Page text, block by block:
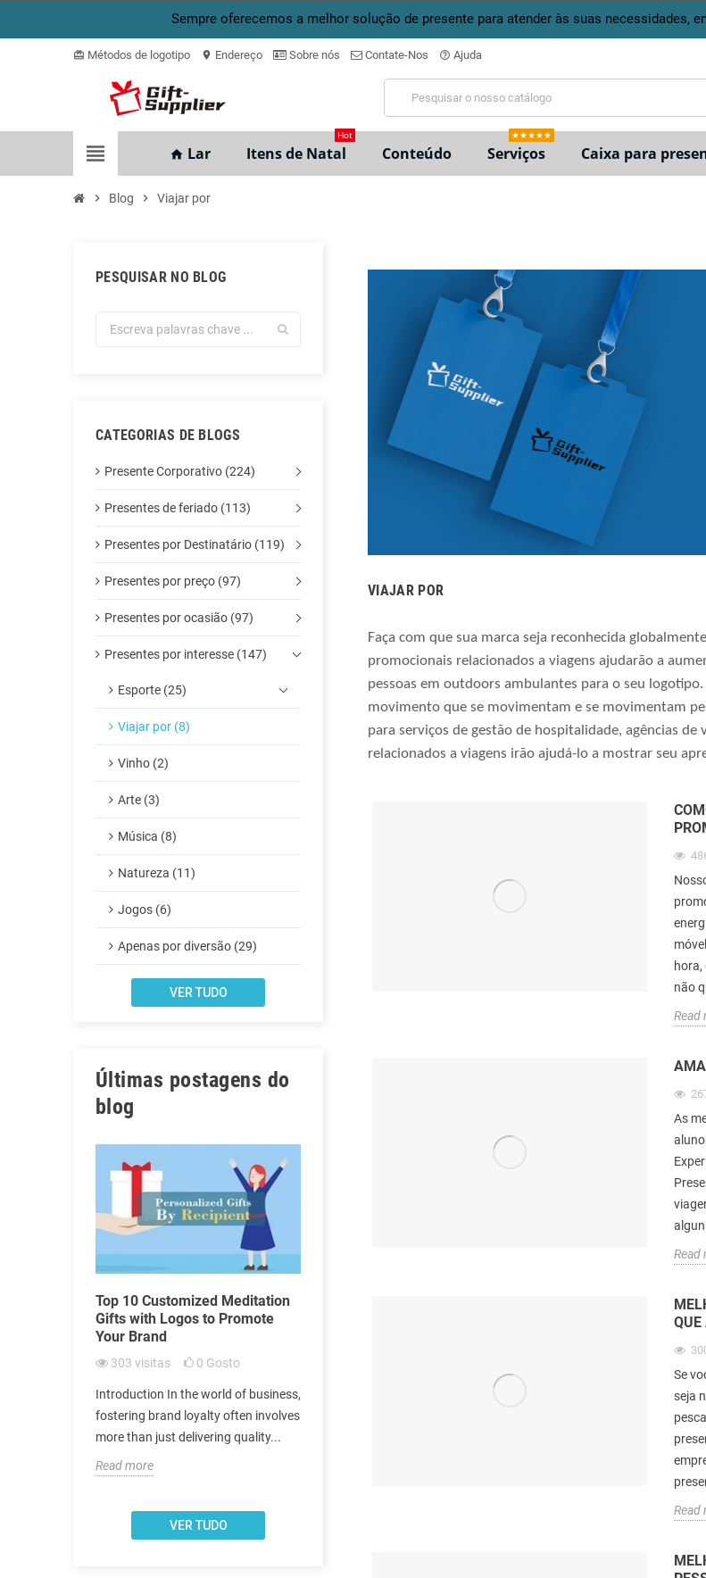
Sempre oferecemos a melhor solução de presente para atender às suas necessidades,
card_giftcard Métodos de logotipo location_on Endereço Sobre nós Contate-Nos help_outline Ajuda
view_headline home Lar Itens de Natal
Hot
Conteúdo Serviços
★★★★★
Caixa para
chevron_right Blog chevron_right Viajar por
PESQUISAR NO BLOG
CATEGORIAS DE BLOGS
Presente Corporativo (224)
Presentes de feriado (113)
Presentes por Destinatário (119)
Presentes por preço (97)
Presentes por ocasião (97)
Presentes por interesse (147)
Esporte (25)
Viajar por (8)
Vinho (2)
Arte (3)
Música (8)
Natureza (11)
Jogos (6)
Apenas por diversão (29)
VER TUDO
Últimas postagens do
blog
Top 10 Customized Meditation
Gifts with Logos to Promote
Your Brand
303 visitas 0 Gosto
Introduction In the world of business,
fostering brand loyalty often involves
more than just delivering quality...
Read more
Best Gifts for Interior
Gosto
IntroductionMany
giveaway gifts to their
and clients to promote
VER TUDO
VIAJAR POR
Faça com que sua marca seja reconhecida
promocionais relacionados a viagens ajudarão a
pessoas em outdoors ambulantes para o seu
movimento que se movimentam e se movimentam
para serviços de gestão de hospitalidade, agências
relacionados a viagens irão ajudá-lo a mostrar seu
não
Read
As
Read
Se
seja
Read